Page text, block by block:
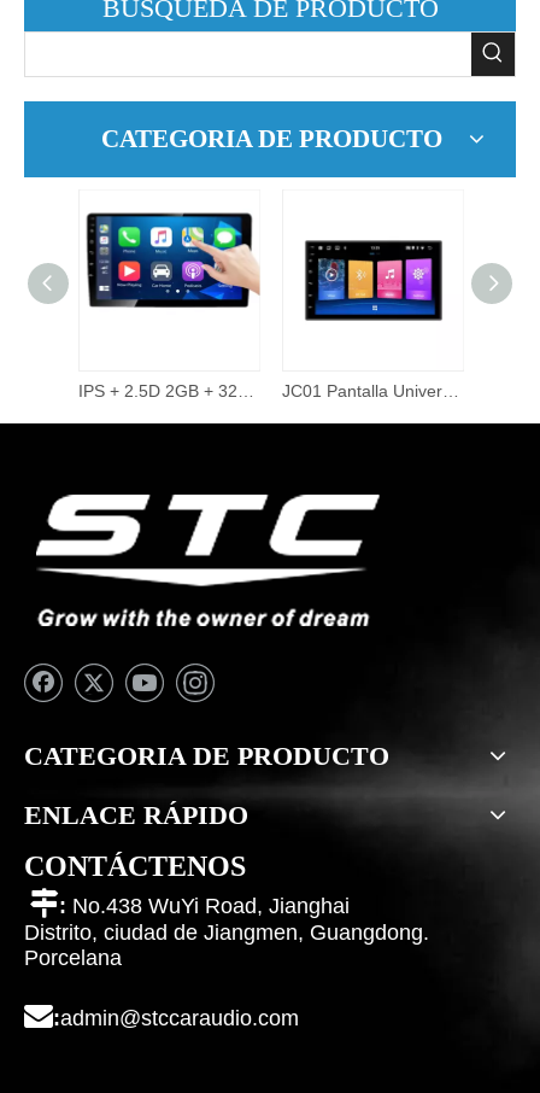
BÚSQUEDA DE PRODUCTO
CATEGORIA DE PRODUCTO
CATEGORIA DE PRODUCTO
ENLACE RÁPIDO
CONTÁCTENOS
: No.438 WuYi Road, Jianghai
Distrito, ciudad de Jiangmen, Guangdong.
Porcelana
:admin@stccaraudio.com